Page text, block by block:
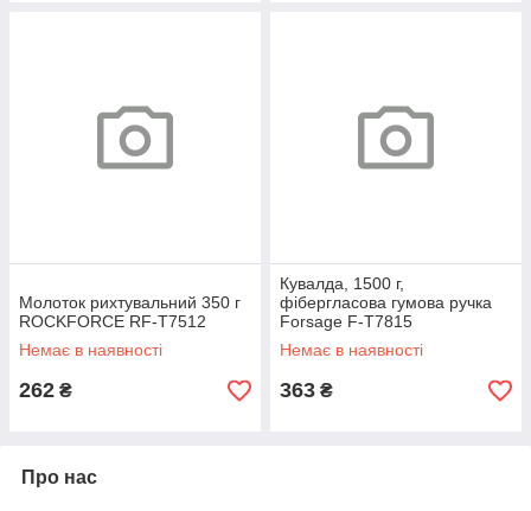
Молоток рихтувальний 350 г
ROCKFORCE RF-T7512
Немає в наявності
262 ₴
Кувалда, 1500 г,
фібергласова гумова ручка
Forsage F-T7815
Немає в наявності
363 ₴
Про нас